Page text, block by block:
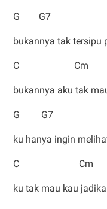
G G7
bukannya tak tersipu
C Cm
bukannya aku tak
G G7
ku hanya ingin
C Cm
ku tak mau kau